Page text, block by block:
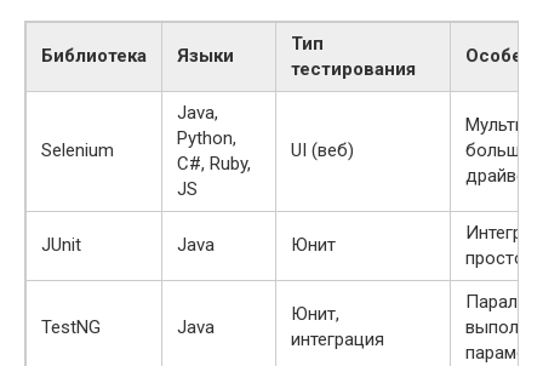
Библиотека Языки
Тип
тестирования
Selenium
Java,
Python,
C#, Ruby,
JS
UI (веб)
большая
JUnit Java Юнит
простота
TestNG Java
Юнит,
интеграция